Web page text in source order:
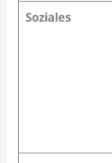
Soziales